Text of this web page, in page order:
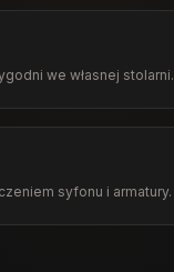
we własnej stolarni.
syfonu i armatury.